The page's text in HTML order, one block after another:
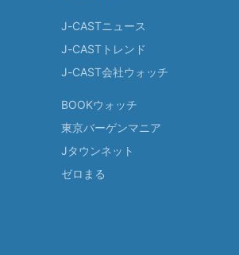
J-CASTニュース
J-CASTトレンド
J-CAST会社ウォッチ
BOOKウォッチ
東京バーゲンマニア
Jタウンネット
ゼロまる